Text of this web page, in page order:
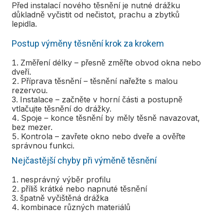
Před instalací nového těsnění je nutné drážku
důkladně vyčistit od nečistot, prachu a zbytků
lepidla.
Postup výměny těsnění krok za krokem
Změření délky – přesně změřte obvod okna nebo
dveří.
Příprava těsnění – těsnění nařežte s malou
rezervou.
Instalace – začněte v horní části a postupně
vtlačujte těsnění do drážky.
Spoje – konce těsnění by měly těsně navazovat,
bez mezer.
Kontrola – zavřete okno nebo dveře a ověřte
správnou funkci.
Nejčastější chyby při výměně těsnění
nesprávný výběr profilu
příliš krátké nebo napnuté těsnění
špatně vyčištěná drážka
kombinace různých materiálů